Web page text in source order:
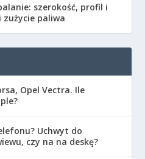
szerokość, profil i
paliwa
Opel Vectra. Ile
Uchwyt do
czy na na deskę?